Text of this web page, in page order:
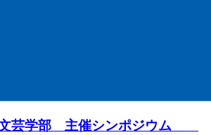
芸学部 主催シンポジウム